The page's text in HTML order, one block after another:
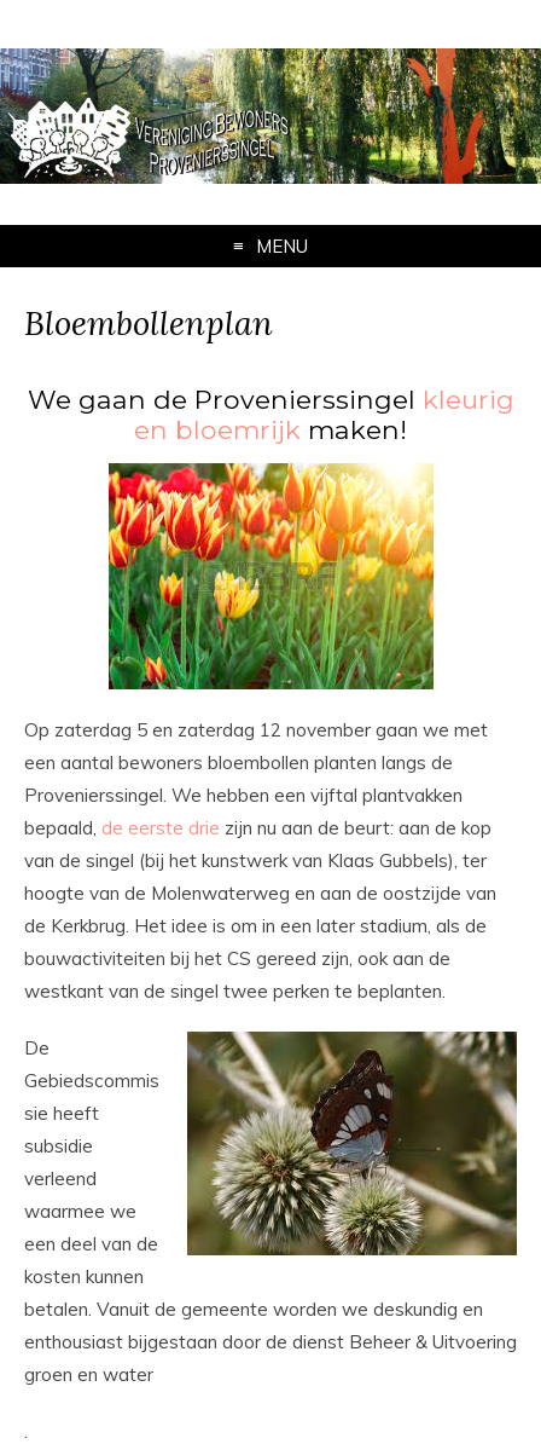
MENU
Bloembollenplan
We gaan de Provenierssingel kleurig
en bloemrijk maken!
Op zaterdag 5 en zaterdag 12 november gaan we met
een aantal bewoners bloembollen planten langs de
Provenierssingel. We hebben een vijftal plantvakken
bepaald, de eerste drie zijn nu aan de beurt: aan de kop
van de singel (bij het kunstwerk van Klaas Gubbels), ter
hoogte van de Molenwaterweg en aan de oostzijde van
de Kerkbrug. Het idee is om in een later stadium, als de
bouwactiviteiten bij het CS gereed zijn, ook aan de
westkant van de singel twee perken te beplanten.
De
Gebiedscommis
sie heeft
subsidie
verleend
waarmee we
een deel van de
kosten kunnen
betalen. Vanuit de gemeente worden we deskundig en
enthousiast bijgestaan door de dienst Beheer & Uitvoering
groen en water
.